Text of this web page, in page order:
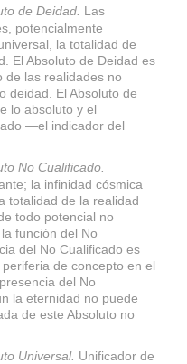
de Deidad. Las
potencialmente
la totalidad de
El Absoluto de Deidad es
de las realidades no
deidad. El Absoluto de
lo absoluto y el
—el indicador del
No Cualificado.
la infinidad cósmica
totalidad de la realidad
todo potencial no
función del No
del No Cualificado es
de concepto en el
del No
la eternidad no puede
de este Absoluto no
Universal. Unificador de